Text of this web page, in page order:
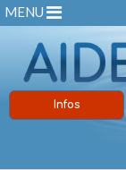
MENU
Infos